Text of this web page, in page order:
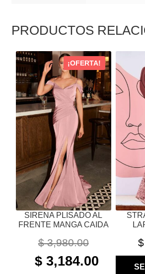
PRODUCTOS
SIRENA PLISADO AL
FRENTE MANGA CAIDA
¡OFERTA!
$3,980.00
ORIGINAL
PRICE
$3,184.00CURRENT
ESTE
PRODUCTO
TIENE
MÚLTIPLES
VARIANTES.
LAS
OPCIONES
SE
PUEDEN
ELEGIR
EN
PÁGINA
DE
$
TIENE
LAS
SE
ELEGIR
LA
PÁGINA